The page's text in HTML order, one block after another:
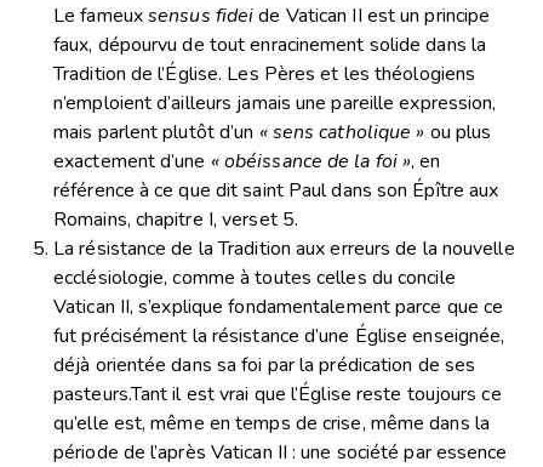
Le fameuxsensus fideide Vatican II est un principe
faux, dépourvu de tout enracinement solide dans la
Tradition de l’Église. Les Pères et les théologiens
n’emploient d’ailleurs jamais une pareille expression,
mais parlent plutôt d’un « sens catholique » ou plus
exactement d’une « obéissance de la foi », en
référence à ce que dit saint Paul dans son Épître aux
Romains, chapitre I, verset 5.
La résistance de la Tradition aux erreurs de la nouvelle
ecclésiologie, comme à toutes celles du concile
Vatican II, s’explique fondamentalement parce que ce
fut précisément la résistance d’une Église enseignée,
déjà orientée dans sa foi par la prédication de ses
pasteurs.Tant il est vrai que l’Église reste toujours ce
qu’elle est, même en temps de crise, même dans la
période de l’après Vatican II : une société par essence